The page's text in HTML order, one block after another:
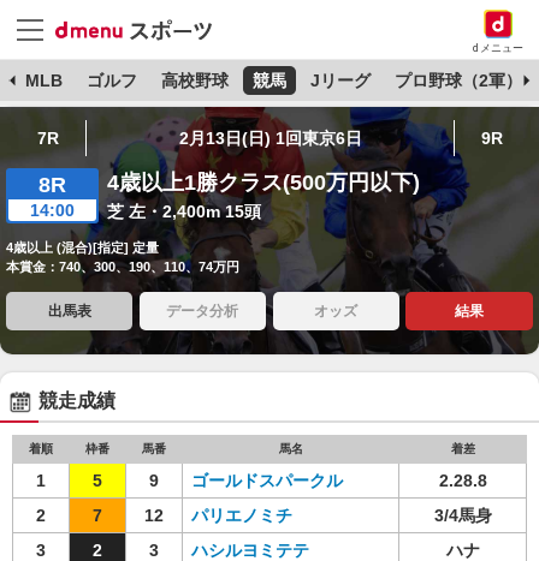
dメニュー
MLB ゴルフ 高校野球 競馬 Jリーグ プロ野球（2軍）
7R 2月13日(日) 1回東京6日 9R
8R
14:00
4歳以上1勝クラス(500万円以下)
芝 左・2,400m 15頭
4歳以上 (混合)[指定] 定量
本賞金：740、300、190、110、74万円
出馬表 データ分析 オッズ 結果
競走成績
着順 枠番 馬番 馬名 着差
1 5 9 ゴールドスパークル
2.28.8
2
7 12 パリエノミチ
3/4馬身
3
2 3 ハシルヨミテテ
ハナ